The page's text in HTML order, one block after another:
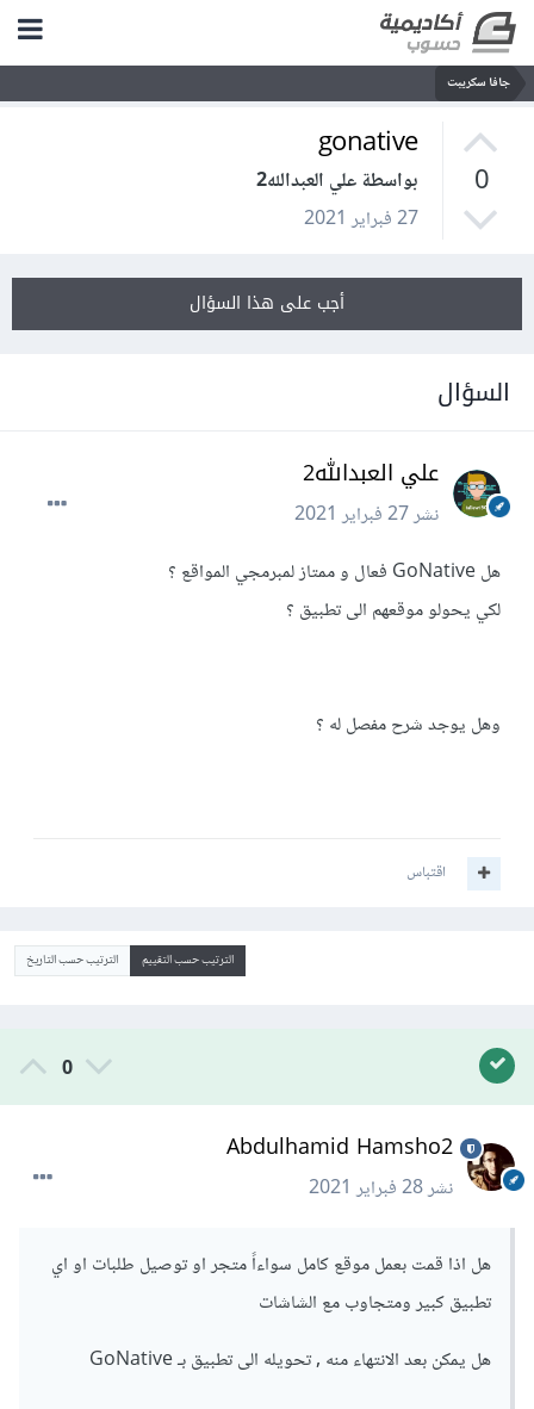
جافا سكريبت
0
gonative
بواسطة علي العبدالله2
27 فبراير 2021
أجب على هذا السؤال
السؤال
علي العبدالله2
نشر27 فبراير 2021
هل GoNative فعال و ممتاز لمبرمجي المواقع ؟
لكي يحولو موقعهم الى تطبيق ؟
وهل يوجد شرح مفصل له ؟
اقتباس
الترتيب حسب التقييم الترتيب حسب التاريخ
0
Abdulhamid Hamsho2
نشر28 فبراير 2021
هل اذا قمت بعمل موقع كامل سواءاً متجر او توصيل طلبات او اي
تطبيق كبير ومتجاوب مع الشاشات
هل يمكن بعد الانتهاء منه , تحويله الى تطبيق بـ GoNative